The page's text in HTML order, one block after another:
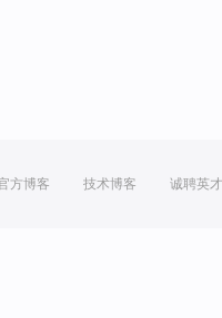
方博客 技术博客 诚聘英才